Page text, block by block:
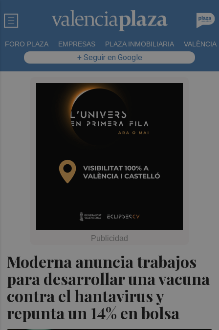
FORO PLAZA EMPRESAS PLAZA INMOBILIARIA VALÈNCIA
+ Seguir en Google
Moderna anuncia trabajos
para desarrollar una vacuna
contra el hantavirus y
repunta un 14% en bolsa